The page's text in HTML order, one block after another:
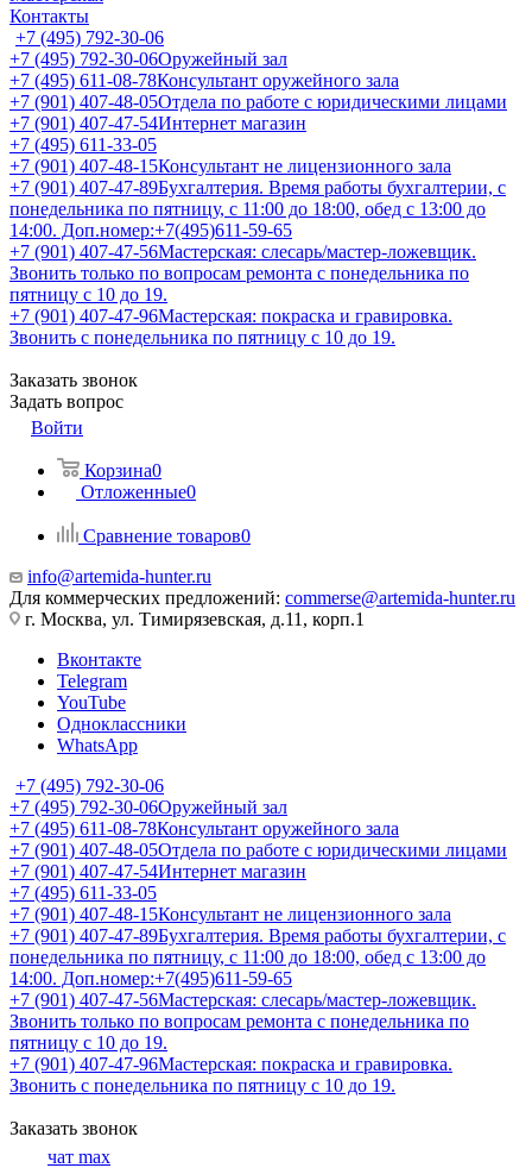
Контакты
+7 (495) 792-30-06
+7 (495) 792-30-06Оружейный зал
+7 (495) 611-08-78Консультант оружейного зала
+7 (901) 407-48-05Отдела по работе с юридическими лицами
+7 (901) 407-47-54Интернет магазин
+7 (495) 611-33-05
+7 (901) 407-48-15Консультант не лицензионного зала
+7 (901) 407-47-89Бухгалтерия. Время работы бухгалтерии, с
понедельника по пятницу, с 11:00 до 18:00, обед с 13:00 до
14:00. Доп.номер:+7(495)611-59-65
+7 (901) 407-47-56Мастерская: слесарь/мастер-ложевщик.
Звонить только по вопросам ремонта с понедельника по
пятницу с 10 до 19.
+7 (901) 407-47-96Мастерская: покраска и гравировка.
Звонить с понедельника по пятницу с 10 до 19.
Заказать звонок
Задать вопрос
Войти
Корзина0
Отложенные0
Сравнение товаров0
info@artemida-hunter.ru
Для коммерческих предложений: commerse@artemida-hunter.ru
г. Москва, ул. Тимирязевская, д.11, корп.1
Вконтакте
Telegram
YouTube
Одноклассники
WhatsApp
+7 (495) 792-30-06
+7 (495) 792-30-06Оружейный зал
+7 (495) 611-08-78Консультант оружейного зала
+7 (901) 407-48-05Отдела по работе с юридическими лицами
+7 (901) 407-47-54Интернет магазин
+7 (495) 611-33-05
+7 (901) 407-48-15Консультант не лицензионного зала
+7 (901) 407-47-89Бухгалтерия. Время работы бухгалтерии, с
понедельника по пятницу, с 11:00 до 18:00, обед с 13:00 до
14:00. Доп.номер:+7(495)611-59-65
+7 (901) 407-47-56Мастерская: слесарь/мастер-ложевщик.
Звонить только по вопросам ремонта с понедельника по
пятницу с 10 до 19.
+7 (901) 407-47-96Мастерская: покраска и гравировка.
Звонить с понедельника по пятницу с 10 до 19.
Заказать звонок
чат max